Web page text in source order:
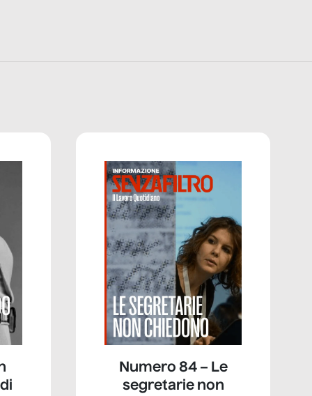
Numero 84 – Le
segretarie non